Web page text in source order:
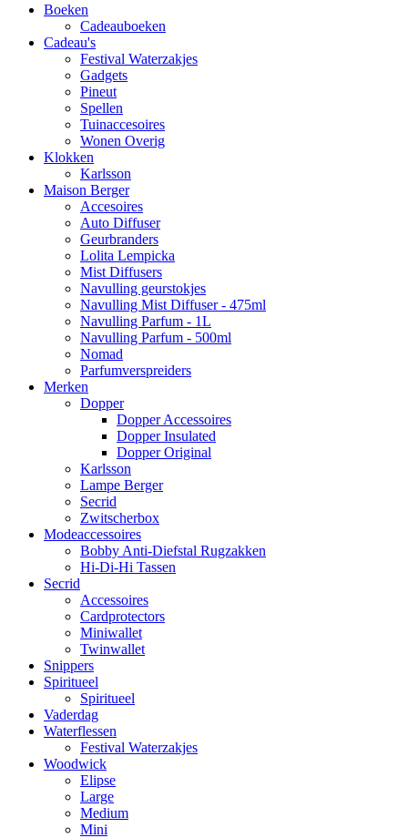
Boeken
Cadeauboeken
Cadeau's
Festival Waterzakjes
Gadgets
Pineut
Spellen
Tuinaccesoires
Wonen Overig
Klokken
Karlsson
Maison Berger
Accesoires
Auto Diffuser
Geurbranders
Lolita Lempicka
Mist Diffusers
Navulling geurstokjes
Navulling Mist Diffuser - 475ml
Navulling Parfum - 1L
Navulling Parfum - 500ml
Nomad
Parfumverspreiders
Merken
Dopper
Dopper Accessoires
Dopper Insulated
Dopper Original
Karlsson
Lampe Berger
Secrid
Zwitscherbox
Modeaccessoires
Bobby Anti-Diefstal Rugzakken
Hi-Di-Hi Tassen
Secrid
Accessoires
Cardprotectors
Miniwallet
Twinwallet
Snippers
Spiritueel
Spiritueel
Vaderdag
Waterflessen
Festival Waterzakjes
Woodwick
Elipse
Large
Medium
Mini